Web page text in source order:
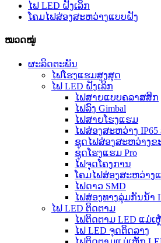
ໄຟ LED ຝັງເລິກ
ໂຄມໄຟສ່ອງສະຫວ່າງແບບຝັງ
ໝວດໝູ່
ຜະລິດຕະພັນ
ໄຟໂຮງແຮມສູງສຸດ
ໄຟ LED ຝັງເລິກ
ໄຟສາຍແບບຄລາສສິກ
ໄຟລົງ Gimbal
ໄຟສາຍໂຮງແຮມ
ໄຟສ່ອງສະຫວ່າງ
ຊຸດໄຟສ່ອງສະຫວ່າງ
ຊຸດໂຮງແຮມ Pro
ໄຟຈຸດໂຄງການ
ໂຄມໄຟສ່ອງສະຫວ່າງ
ໄຟດາວ SMD
ໄຟສ່ອງທາງລຸ່ມກັນນ້ຳ
ໄຟ LED ຕິດຕາມ
ໄຟຕິດຕາມ LED ແມ່ເ
ໄຟ LED ຈຸດຕິດລາງ